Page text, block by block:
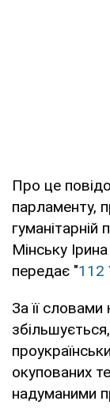
Про це
парламенту,
гуманітарній
Мінську
передає "112
За її словами
окупованих
надуманими